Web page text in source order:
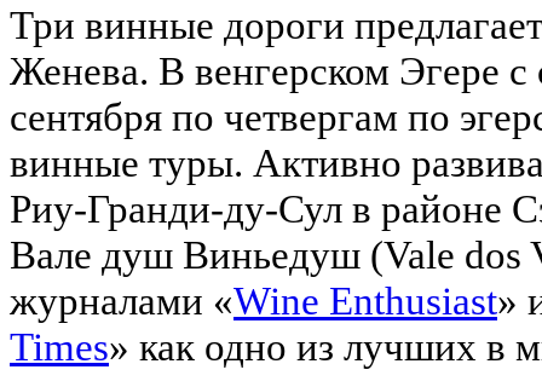
Три винные дороги
Женева. В венгерском Эгере
сентября по четвергам по
винные туры. Активно
Риу-Гранди-ду-Сул в районе
Вале душ Виньедуш (Vale dos
журналами «Wine Enthusiast»
Times» как одно из лучших в